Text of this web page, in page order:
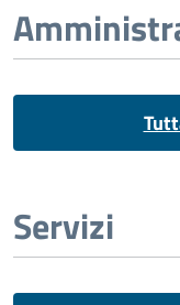
Servizi